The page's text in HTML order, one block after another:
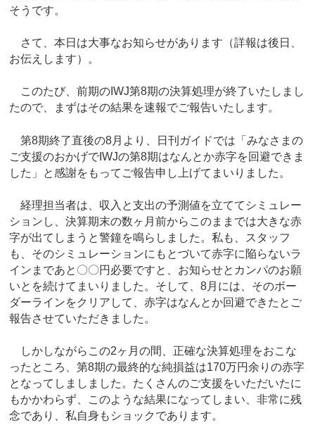
そうです。
さて、本日は大事なお知らせがあります（詳報は後日、
お伝えします）。
このたび、前期のIWJ第8期の決算処理が終了いたしまし
たので、まずはその結果を速報でご報告いたします。
第8期終了直後の8月より、日刊ガイドでは「みなさまの
ご支援のおかげでIWJの第8期はなんとか赤字を回避できま
した」と感謝をもってご報告申し上げてまいりました。
経理担当者は、収入と支出の予測値を立ててシミュレー
ションし、決算期末の数ヶ月前からこのままでは大きな赤
字が出てしまうと警鐘を鳴らしました。私も、スタッフ
も、そのシミュレーションにもとづいて赤字に陥らないラ
インまであと〇〇円必要ですと、お知らせとカンパのお願
いとを続けてまいりました。そして、8月には、そのボー
ダーラインをクリアして、赤字はなんとか回避できたとご
報告させていただきました。
しかしながらこの2ヶ月の間、正確な決算処理をおこな
ったところ、第8期の最終的な純損益は170万円余りの赤字
となってしましました。たくさんのご支援をいただいたに
もかかわらず、このような結果になってしまい、非常に残
念であり、私自身もショックであります。